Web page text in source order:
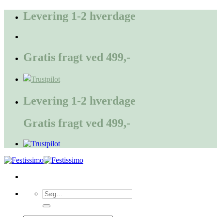
FortsætLevering 1-2 hverdage
Gratis fragt ved 499,-
Levering 1-2 hverdage
Gratis fragt ved 499,-
Søg
efter: